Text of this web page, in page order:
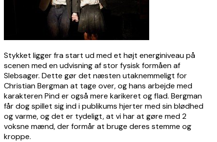
Stykket ligger fra start ud med et højt energiniveau på
scenen med en udvisning af stor fysisk formåen af
Slebsager. Dette gør det næsten utaknemmeligt for
Christian Bergman at tage over, og hans arbejde med
karakteren Pind er også mere karikeret og flad. Bergman
får dog spillet sig ind i publikums hjerter med sin blødhed
og varme, og det er tydeligt, at vi har at gøre med 2
voksne mænd, der formår at bruge deres stemme og
kroppe.